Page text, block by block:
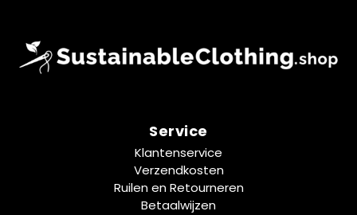
Service
Klantenservice
Verzendkosten
Ruilen en Retourneren
Betaalwijzen